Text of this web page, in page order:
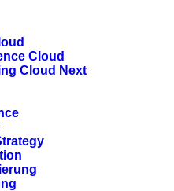
Cloud
Cloud Next